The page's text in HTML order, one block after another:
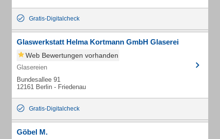
Gratis-Digitalcheck
Glaswerkstatt Helma Kortmann GmbH Glaserei
Web Bewertungen vorhanden
Glasereien
Bundesallee 91
12161 Berlin - Friedenau
Gratis-Digitalcheck
Göbel M.